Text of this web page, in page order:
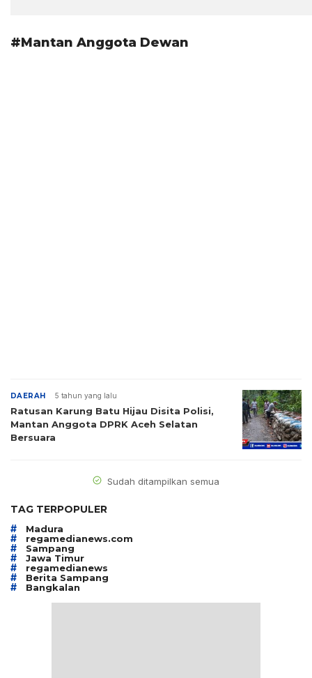
#Mantan Anggota Dewan
DAERAH 5 tahun yang lalu
Ratusan Karung Batu Hijau Disita Polisi,
Mantan Anggota DPRK Aceh Selatan
Bersuara
Sudah ditampilkan semua
TAG TERPOPULER
# Madura
# regamedianews.com
# Sampang
# Jawa Timur
# regamedianews
# Berita Sampang
# Bangkalan